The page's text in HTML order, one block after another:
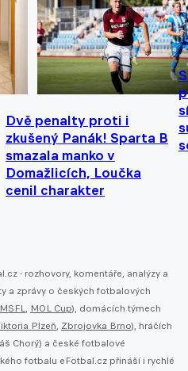
Dvě penalty proti i
zkušený Panák! Sparta B
smazala manko v
Domažlicích, Loučka
cenil charakter
- rozhovory, komentáře, analýzy a
a zprávy o českých fotbalových
MSFL, MOL Cup), domácích týmech
Plzeň, Zbrojovka Brno), hráčích
Chorý) a české fotbalové
fotbalu eFotbal.cz přináší i rychlé